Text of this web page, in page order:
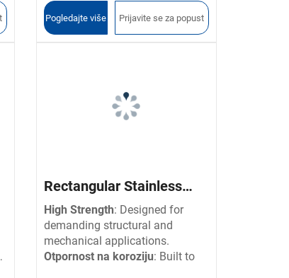
industriju namještaja. Nudimo
prilagođene dimenzije, završne
obrade i oblike kako bismo
Pogledajte više Prijavite se za popust
Rectangular Stainless
Steel Tubes
High Strength: Designed for
demanding structural and
mechanical applications.
Otpornost na koroziju: Built to